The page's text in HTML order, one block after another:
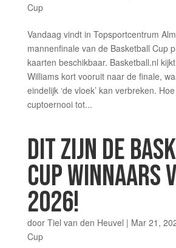
Cup
Vandaag vindt in Topsportcentrum
mannenfinale van de Basketball Cup
kaarten beschikbaar. Basketball.nl
Williams kort vooruit naar de finale,
eindelijk ‘de vloek’ kan verbreken.
cuptoernooi tot...
DIT ZIJN DE
CUP WINNAARS
2026!
door Tiel van den Heuvel | Mar 21,
Cup